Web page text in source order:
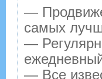
—
самых
—
— Все